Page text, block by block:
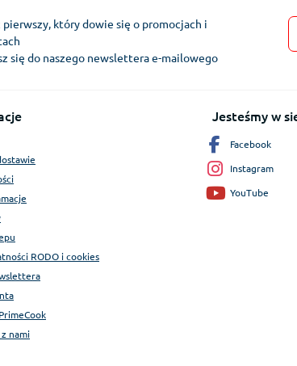
pierwszy, który dowie się o promocjach i
się do naszego newslettera e-mailowego
Regulamin Konta
RODO i cookies
nami
Jesteśmy w
Facebook
Instagram
YouTube